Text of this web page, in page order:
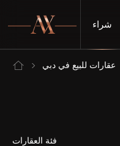
شراء
عقارات للبيع في دبي
فئة العقارات